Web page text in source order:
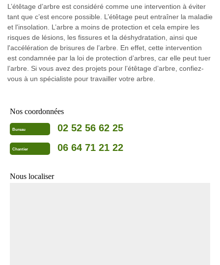
L’étêtage d’arbre est considéré comme une intervention à éviter
tant que c’est encore possible. L’étêtage peut entraîner la maladie
et l'insolation. L’arbre a moins de protection et cela empire les
risques de lésions, les fissures et la déshydratation, ainsi que
l'accélération de brisures de l’arbre. En effet, cette intervention
est condamnée par la loi de protection d’arbres, car elle peut tuer
l’arbre. Si vous avez des projets pour l’étêtage d’arbre, confiez-
vous à un spécialiste pour travailler votre arbre.
Nos coordonnées
Bureau 02 52 56 62 25
Chantier 06 64 71 21 22
Nous localiser